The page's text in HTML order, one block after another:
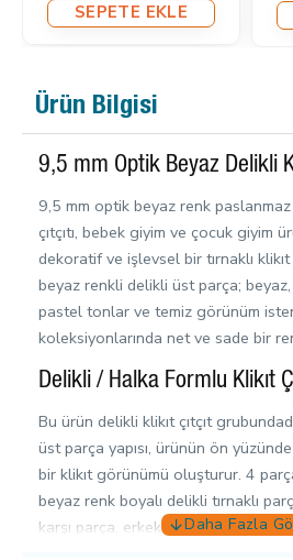
SEPETE EKLE
Ürün Bilgisi
9,5 mm Optik Beyaz Delikli
9,5 mm optik beyaz renk
çıtçıtı, bebek giyim ve çocuk giyim
dekoratif ve işlevsel bir tırnaklı
beyaz renkli delikli üst parça; beyaz,
pastel tonlar ve temiz görünüm
koleksiyonlarında net ve sade bir
Delikli / Halka Formlu Klikıt
Bu ürün delikli klikıt çıtçıt
üst parça yapısı, ürünün ön
bir klikıt görünümü oluşturur. 4
beyaz renk boyalı delikli tırnaklı
karşı parça, erkek parça ve dişi